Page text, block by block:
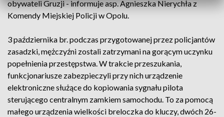
obywateli Gruzji - informuje asp. Agnieszka Nierychła z
Komendy Miejskiej Policji w Opolu.
3 października br. podczas przygotowanej przez policjantów
zasadzki, mężczyźni zostali zatrzymani na gorącym uczynku
popełnienia przestępstwa. W trakcie przeszukania,
funkcjonariusze zabezpieczyli przy nich urządzenie
elektroniczne służące do kopiowania sygnału pilota
sterującego centralnym zamkiem samochodu. To za pomocą
małego urządzenia wielkości breloczka do kluczy, dwóch 26-